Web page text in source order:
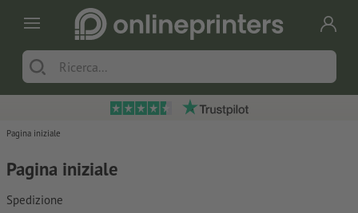
Pagina iniziale
Pagina iniziale
Spedizione